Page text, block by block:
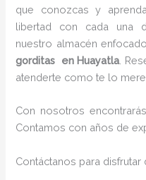
que conozcas y
libertad con cada una
nuestro almacén
gorditas en Huayatla.
atenderte como te lo
Con nosotros
Contamos con años de
Contáctanos para disfrutar